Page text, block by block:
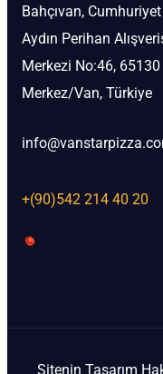
Bahçıvan,
Aydın Perihan
Merkezi No:46, 65130
Merkez/Van, Türkiye
+(90)542 214 40 20
Sitenin Tasarım